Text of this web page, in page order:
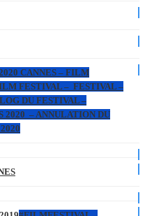
CANNES – FILM
FESTIVAL – FESTIVAL –
DU FESTIVAL –
2020 – ANNULATION DU